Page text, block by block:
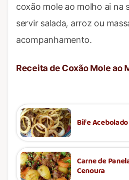
coxão mole ao molho ai na
servir salada, arroz ou
acompanhamento.
Receita de Coxão Mole ao
Bife
Carne de
Cenoura